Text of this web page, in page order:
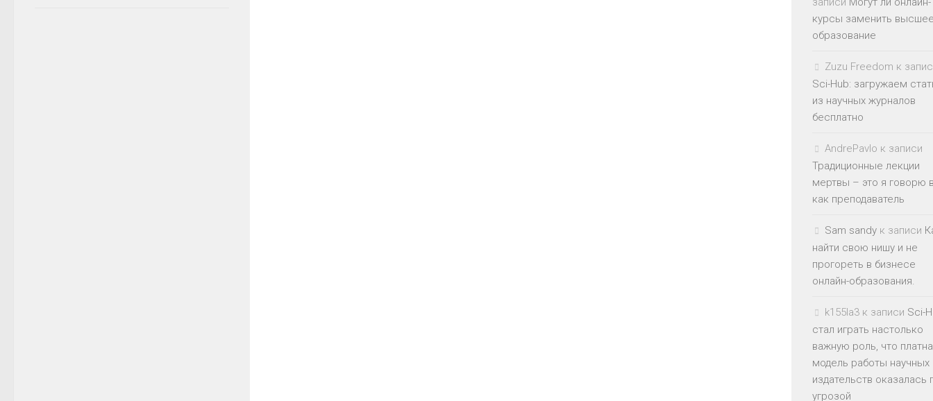
курсы заменить
образование
Zuzu Freedom к
Sci-Hub: загружаем
из научных журналов
бесплатно
AndrePavlo к записи
Традиционные лекции
мертвы – это я говорю
как преподаватель
Sam sandy к записи
найти свою нишу и не
прогореть в бизнесе
онлайн-образования.
k155la3 к записи Sci-
стал играть настолько
важную роль, что
модель работы научных
издательств оказалась
угрозой